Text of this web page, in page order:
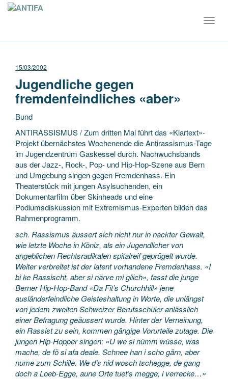
15/03/2002
Jugendliche gegen
fremdenfeindliches «aber»
Bund
ANTIRASSISMUS / Zum dritten Mal führt das «Klartext»-
Projekt übernächstes Wochenende die Antirassismus-Tage
im Jugendzentrum Gaskessel durch. Nachwuchsbands
aus der Jazz-, Rock-, Pop- und Hip-Hop-Szene aus Bern
und Umgebung singen gegen Fremdenhass. Ein
Theaterstück mit jungen Asylsuchenden, ein
Dokumentarfilm über Skinheads und eine
Podiumsdiskussion mit Extremismus-Experten bilden das
Rahmenprogramm.
sch. Rassismus äussert sich nicht nur in nackter Gewalt,
wie letzte Woche in Köniz, als ein Jugendlicher von
angeblichen Rechtsradikalen spitalreif geprügelt wurde.
Weiter verbreitet ist der latent vorhandene Fremdenhass. «I
bi ke Rassischt, aber si närve mi gliich», fasst die junge
Berner Hip-Hop-Band «Da Fit’s Churchhill» jene
ausländerfeindliche Geisteshaltung in Worte, die unlängst
von jedem zweiten Schweizer Berufsschüler anlässlich
einer Befragung geäussert wurde. Hinter der Verneinung,
ein Rassist zu sein, kommen gängige Vorurteile zutage. Die
jungen Hip-Hopper singen: «U we si nümm wüsse, was
mache, de fö si afa deale. Schnee han i scho gärn, aber
nume zum Schiile. We d’s nid wosch tschegge, de gang
doch a Loeb-Egge, aune Orte tuet’s megge, i verrecke…»